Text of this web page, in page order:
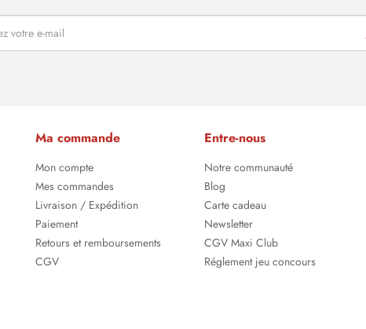
Ma commande
Mon compte
Mes commandes
Livraison / Expédition
Paiement
Retours et remboursements
CGV
Entre-nous
Notre communauté
Blog
Carte cadeau
Newsletter
CGV Maxi Club
Réglement jeu concours